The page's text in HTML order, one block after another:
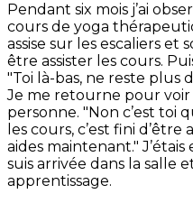
Pendant six mois j’ai
cours de yoga
assise sur les escaliers et
être assister les cours.
"Toi là-bas, ne reste plus
Je me retourne pour
personne. "Non c’est toi
les cours, c’est fini d’être
aides maintenant."
suis arrivée dans la salle
apprentissage.